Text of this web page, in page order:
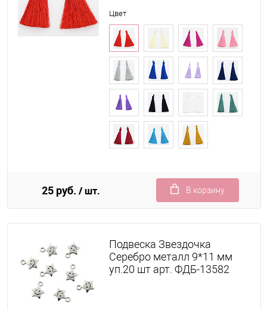
Цвет
25 руб. / шт. В корзину
Подвеска Звездочка
Серебро металл 9*11 мм
уп.20 шт арт. ФДБ-13582